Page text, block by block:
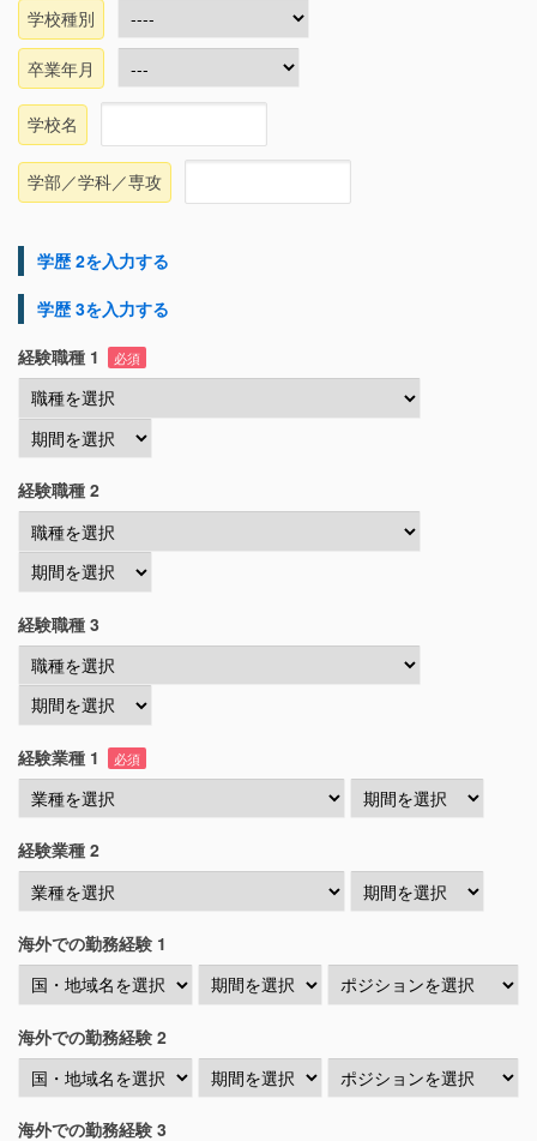
学校種別
卒業年月
学校名
学部／学科／専攻
学歴 2を入力する
学歴 3を入力する
経験職種 1
必須
経験職種 2
経験職種 3
経験業種 1 必須
経験業種 2
海外での勤務経験 1
海外での勤務経験 2
海外での勤務経験 3